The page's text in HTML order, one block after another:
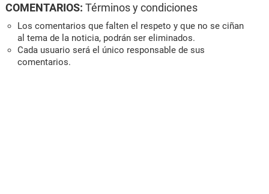
COMENTARIOS: Términos y condiciones
Los comentarios que falten el respeto y que no se ciñan
al tema de la noticia, podrán ser eliminados.
Cada usuario será el único responsable de sus
comentarios.